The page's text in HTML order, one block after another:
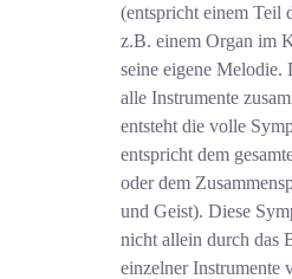
(entspricht einem Teil
z.B. einem Organ im
seine eigene Melodie.
alle Instrumente
entsteht die volle
entspricht dem
oder dem
und Geist). Diese
nicht allein durch das
einzelner Instrumente